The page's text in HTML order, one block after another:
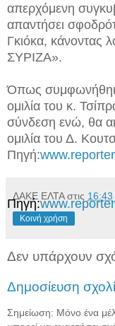
απερχόμενη
απαντήσει
Γκιόκα, κάνοντας
ΣΥΡΙΖΑ».
Όπως
ομιλία του κ.
σύνδεση ενώ, θα
ομιλία του Δ.
Πηγή:
Πηγή:
ΔΑΚΕ ΕΛΤΑ στις 16:43
Κοινή χρήση
Δεν υπάρχουν
Δημοσίευση
Σημείωση: Μόνο ένα